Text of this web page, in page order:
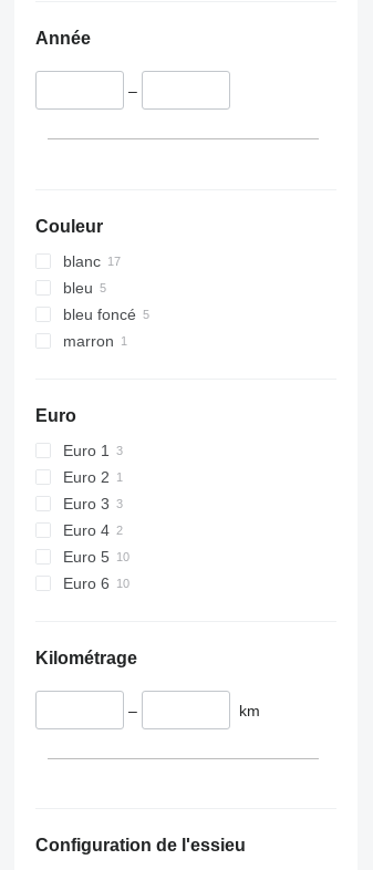
Année
–
Couleur
blanc
bleu
bleu foncé
marron
Euro
Euro 1
Euro 2
Euro 3
Euro 4
Euro 5
Euro 6
Kilométrage
– km
Configuration de l'essieu